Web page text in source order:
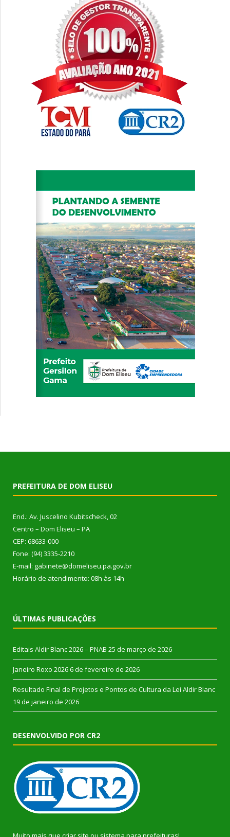
PREFEITURA DE DOM ELISEU
End.: Av. Juscelino Kubitscheck, 02
Centro – Dom Eliseu – PA
CEP: 68633-000
Fone: (94) 3335-2210
E-mail: gabinete@domeliseu.pa.gov.br
Horário de atendimento: 08h às 14h
ÚLTIMAS PUBLICAÇÕES
Editais Aldir Blanc 2026 – PNAB 25 de março de 2026
Janeiro Roxo 2026 6 de fevereiro de 2026
Resultado Final de Projetos e Pontos de Cultura da Lei Aldir Blanc
19 de janeiro de 2026
DESENVOLVIDO POR CR2